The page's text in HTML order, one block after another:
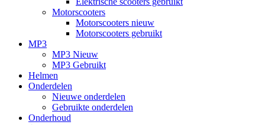
Motorscooters
Motorscooters nieuw
Motorscooters gebruikt
MP3
MP3 Nieuw
MP3 Gebruikt
Helmen
Onderdelen
Nieuwe onderdelen
Gebruikte onderdelen
Onderhoud